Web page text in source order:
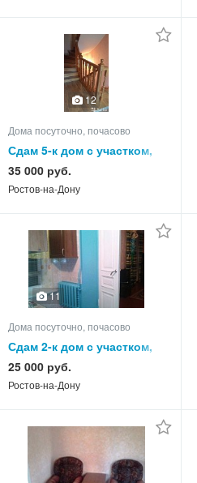
12
Дома посуточно, почасово
Сдам 5-к дом с участком,
100.0 кв.м, этажей 3
35 000 руб.
Ростов-на-Дону
11
Дома посуточно, почасово
Сдам 2-к дом с участком,
55.0 кв.м, этажей 1
25 000 руб.
Ростов-на-Дону